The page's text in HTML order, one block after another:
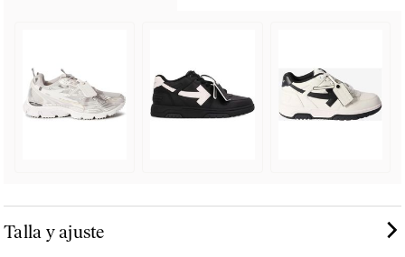
Talla y ajuste